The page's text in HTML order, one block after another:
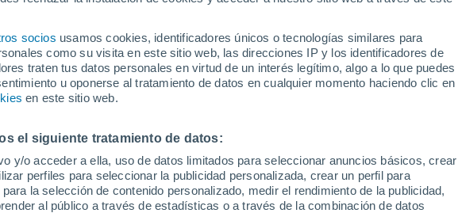
socios usamos cookies, identificadores únicos o tecnologías similares para
como su visita en este sitio web, las direcciones IP y los identificadores de
traten tus datos personales en virtud de un interés legítimo, algo a lo que puedes
u oponerse al tratamiento de datos en cualquier momento haciendo clic en
en este sitio web.
el siguiente tratamiento de datos:
y/o acceder a ella, uso de datos limitados para seleccionar anuncios básicos, crear
perfiles para seleccionar la publicidad personalizada, crear un perfil para
la selección de contenido personalizado, medir el rendimiento de la publicidad,
al público a través de estadísticas o a través de la combinación de datos
19 67 27 6
- / 98
0 / 15
Espesor de nieve en la base
Espesor de nieve en la parte superior -